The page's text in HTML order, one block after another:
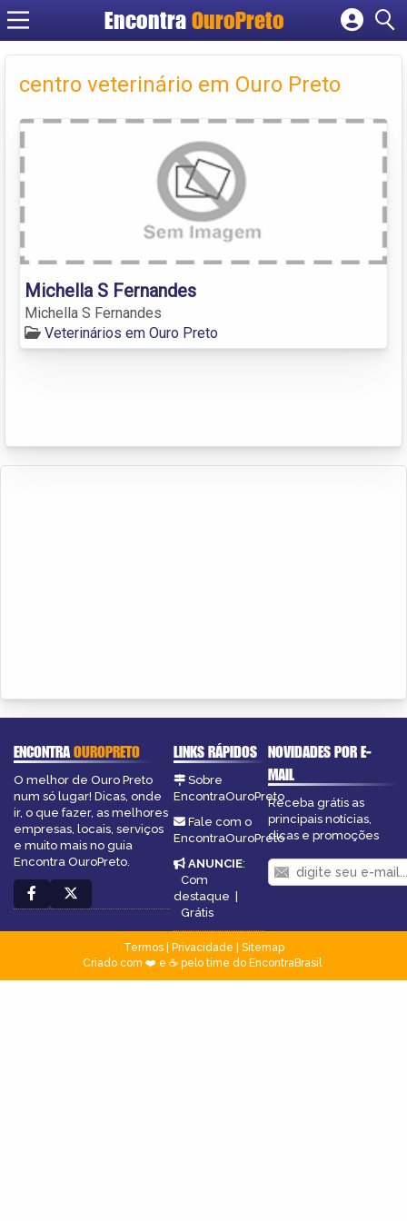
EncontraOuroPreto
Cadastrar empresa
Criar conta
centro veterinário em Ouro Preto
Michella S Fernandes
Michella S Fernandes
Veterinários em Ouro Preto
ENCONTRAOUROPRETO
O melhor de Ouro Preto
num só lugar! Dicas, onde
ir, o que fazer, as melhores
empresas, locais, serviços
e muito mais no guia
Encontra OuroPreto.
LINKS RÁPIDOS
Sobre
EncontraOuroPreto
Fale com o
EncontraOuroPreto
ANUNCIE:
Com
destaque |
Grátis
NOVIDADES POR E-
MAIL
Receba grátis as
principais notícias,
dicas e promoções
Termos| Privacidade
Sitemap
Criado com ❤️ e ☕ pelo time do EncontraBrasil